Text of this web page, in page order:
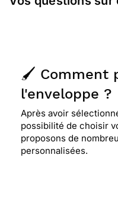
🖌️ Comment
l'enveloppe ?
Après avoir
possibilité de choisir
proposons de
personnalisées.